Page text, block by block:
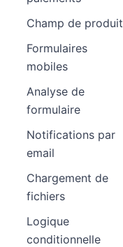
Champ de produit
Formulaires
mobiles
Analyse de
formulaire
Notifications par
email
Chargement de
fichiers
Logique
conditionnelle